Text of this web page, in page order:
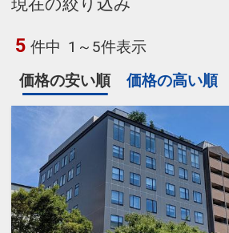
現在の絞り込み
5 件中 1～5件表示
価格の安い順
価格の高い順